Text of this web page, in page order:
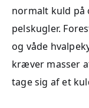
normalt kuld på
pelskugler.
og våde
kræver masser
tage sig af et